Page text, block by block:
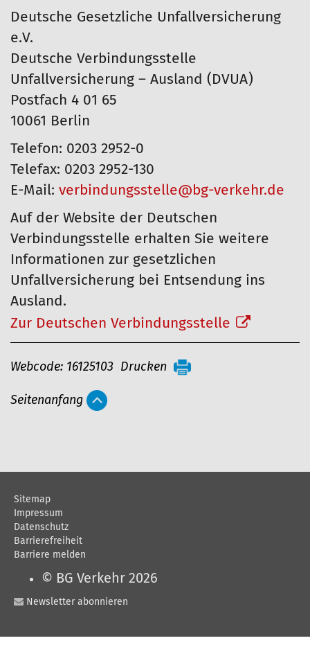
Deutsche Gesetzliche Unfallversicherung
e.V.
Deutsche Verbindungsstelle
Unfallversicherung – Ausland (DVUA)
Postfach 4 01 65
10061 Berlin
Telefon: 0203 2952-0
Telefax: 0203 2952-130
E-Mail: verbindungsstelle@bg-verkehr.de
Auf der Website der Deutschen
Verbindungsstelle erhalten Sie weitere
Informationen zur gesetzlichen
Unfallversicherung bei Entsendung ins
Ausland.
Zur Deutschen Verbindungsstelle
A
t
e
a
k
t
o
e
Webcode: 16125103 Drucken
Seitenanfang
Sitemap
Impressum
Datenschutz
Barrierefreiheit
Barriere melden
© BG Verkehr 2026
Newsletter abonnieren